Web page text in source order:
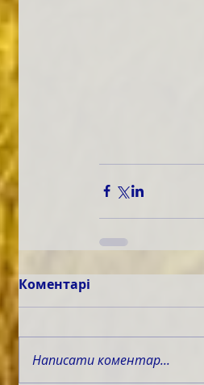
Коментарі
Написати коментар...